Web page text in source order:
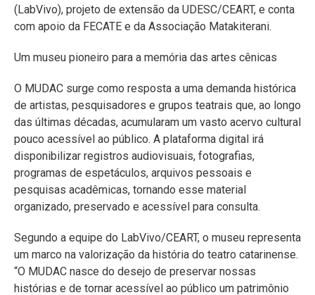
(LabVivo), projeto de extensão da UDESC/CEART, e conta
com apoio da FECATE e da Associação Matakiterani.
Um museu pioneiro para a memória das artes cênicas
O MUDAC surge como resposta a uma demanda histórica
de artistas, pesquisadores e grupos teatrais que, ao longo
das últimas décadas, acumularam um vasto acervo cultural
pouco acessível ao público. A plataforma digital irá
disponibilizar registros audiovisuais, fotografias,
programas de espetáculos, arquivos pessoais e
pesquisas acadêmicas, tornando esse material
organizado, preservado e acessível para consulta.
Segundo a equipe do LabVivo/CEART, o museu representa
um marco na valorização da história do teatro catarinense.
“O MUDAC nasce do desejo de preservar nossas
histórias e de tornar acessível ao público um patrimônio